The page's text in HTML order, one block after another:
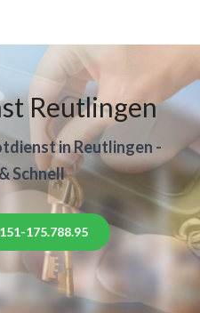
Reutlingen
in Reutlingen -
Schnell
175.788.95